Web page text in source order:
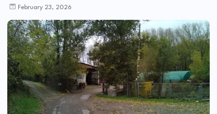
February 23, 2026